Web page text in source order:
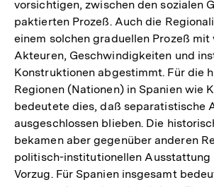
vorsichtigen, zwischen den sozialen
paktierten Prozeß. Auch die
einem solchen graduellen Prozeß mit
Akteuren, Geschwindigkeiten und
Konstruktionen abgestimmt. Für die
Regionen (Nationen) in Spanien wie
bedeutete dies, daß separatistische
ausgeschlossen blieben. Die
bekamen aber gegenüber anderen
politisch-institutionellen Ausstattung
Vorzug. Für Spanien insgesamt